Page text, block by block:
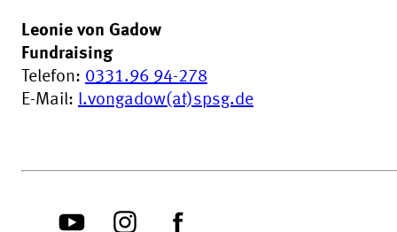
Leonie von Gadow
Fundraising
Telefon: 0331.96 94-278
E-Mail: l.vongadow(at)spsg.de